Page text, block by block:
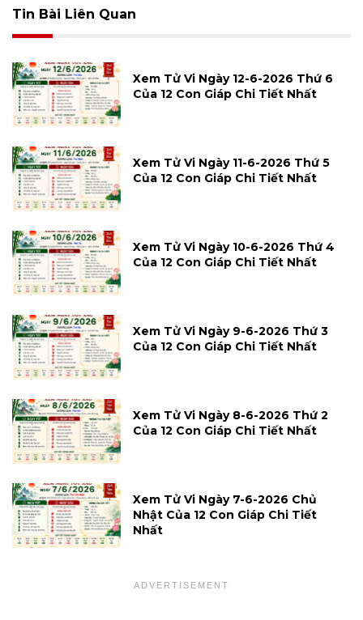
Tin Bài Liên Quan
Xem Tử Vi Ngày 12-6-2026 Thứ 6
Của 12 Con Giáp Chi Tiết Nhất
Xem Tử Vi Ngày 11-6-2026 Thứ 5
Của 12 Con Giáp Chi Tiết Nhất
Xem Tử Vi Ngày 10-6-2026 Thứ 4
Của 12 Con Giáp Chi Tiết Nhất
Xem Tử Vi Ngày 9-6-2026 Thứ 3
Của 12 Con Giáp Chi Tiết Nhất
Xem Tử Vi Ngày 8-6-2026 Thứ 2
Của 12 Con Giáp Chi Tiết Nhất
Xem Tử Vi Ngày 7-6-2026 Chủ
Nhật Của 12 Con Giáp Chi Tiết
Nhất